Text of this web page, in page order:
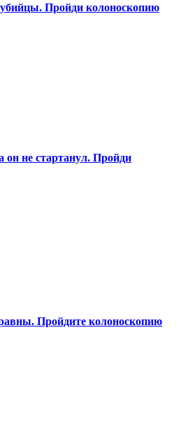
Пройди колоноскопию
он не стартанул. Пройди
Пройдите колоноскопию